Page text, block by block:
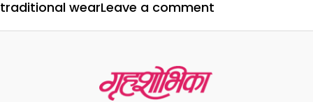
traditional wearLeave a comment